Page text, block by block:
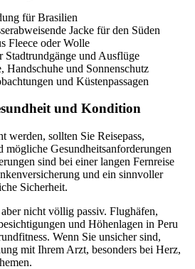
für Brasilien
Jacke für den Süden
Fleece oder Wolle
Stadtrundgänge und Ausflüge
Handschuhe und Sonnenschutz
und Küstenpassagen
und Kondition
werden, sollten Sie Reisepass,
mögliche Gesundheitsanforderungen
sind bei einer langen Fernreise
und ein sinnvoller
Sicherheit.
nicht völlig passiv. Flughäfen,
und Höhenlagen in Peru
Wenn Sie unsicher sind,
mit Ihrem Arzt, besonders bei Herz,